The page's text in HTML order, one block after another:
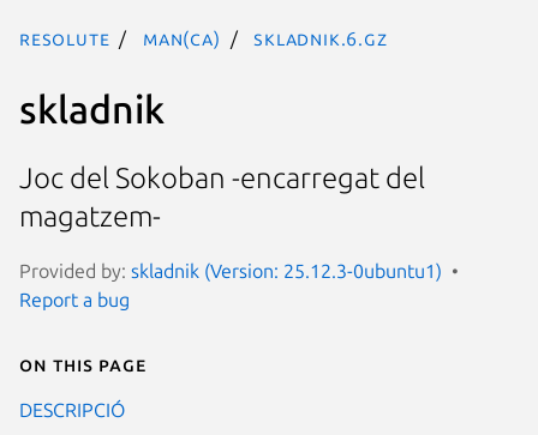
resolute man(ca) skladnik.6.gz
skladnik
Joc del Sokoban -encarregat del
magatzem-
Provided by: skladnik (Version: 25.12.3-0ubuntu1)
Report a bug
On this page
DESCRIPCIÓ